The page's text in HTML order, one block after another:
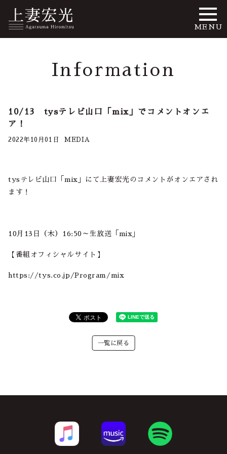
MENU
Information
10/13 tysテレビ山口「mix」でコメントオンエ
ア！
2022年10月01日 MEDIA
tysテレビ山口「mix」にて上妻宏光のコメントがオンエアされ
ます！
10月13日（木）16:50～生放送「mix」
【番組オフィシャルサイト】
https://tys.co.jp/Program/mix
一覧に戻る